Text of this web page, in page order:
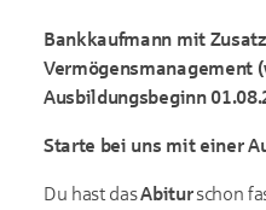
Bankkaufmann mit
Vermögensmanagement
Ausbildungsbeginn
Starte bei uns mit einer
Du hast dasAbiturschon